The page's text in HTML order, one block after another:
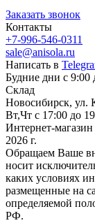
Заказать звонок
Контакты
+7-996-546-0311
sale@anisola.ru
Написать в
Будние дни с 9:00
Склад
Новосибирск, ул.
Вт,Чт с 17:00 до
Интернет-
2026 г.
Обращаем Ваше
носит
каких условиях
размещенные на
определяемой
РФ.